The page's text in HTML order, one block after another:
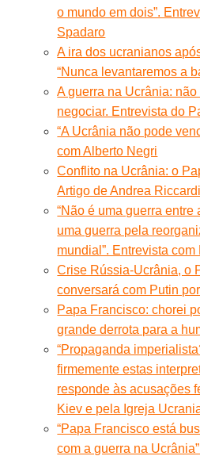
o mundo em dois”.
Spadaro
A ira dos ucranianos
“Nunca levantaremos a
A guerra na Ucrânia:
negociar. Entrevista do
“A Ucrânia não pode
com Alberto Negri
Conflito na Ucrânia: o
Artigo de Andrea Riccardi
“Não é uma guerra
uma guerra pela
mundial”. Entrevista
Crise Rússia-Ucrânia, o
conversará com Putin
Papa Francisco: chorei
grande derrota para a
“Propaganda
firmemente estas
responde às acusações
Kiev e pela Igreja
“Papa Francisco está
com a guerra na